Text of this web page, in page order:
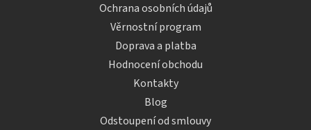
Ochrana osobních údajů
Věrnostní program
Doprava a platba
Hodnocení obchodu
Kontakty
Blog
Odstoupení od smlouvy